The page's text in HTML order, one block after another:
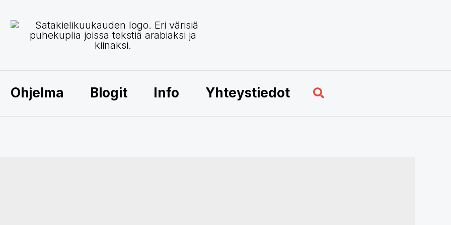
Ohjelma Blogit Info Yhteystiedot Hae